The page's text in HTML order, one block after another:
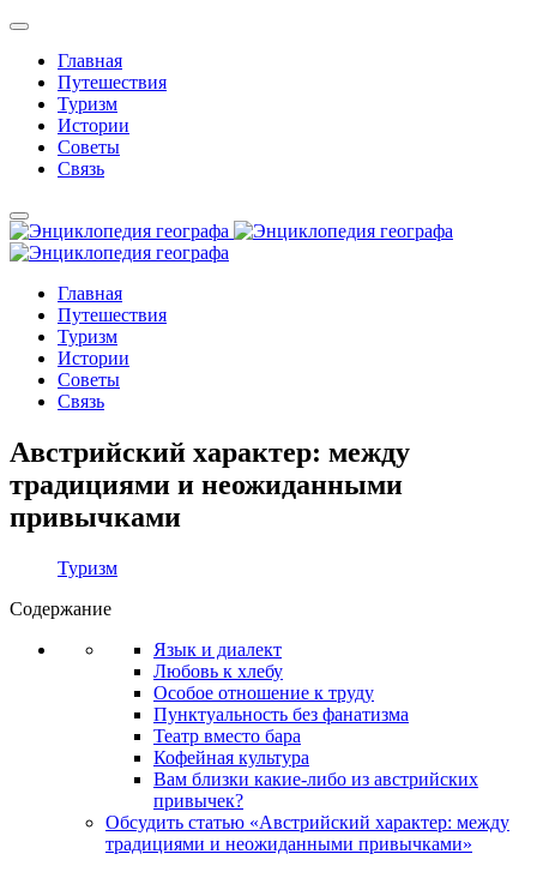
Главная
Путешествия
Туризм
Истории
Советы
Связь
Главная
Путешествия
Туризм
Истории
Советы
Связь
Австрийский характер: между
традициями и неожиданными
привычками
Туризм
Содержание
Язык и диалект
Любовь к хлебу
Особое отношение к труду
Пунктуальность без фанатизма
Театр вместо бара
Кофейная культура
Вам близки какие-либо из австрийских
привычек?
Обсудить статью «Австрийский характер: между
традициями и неожиданными привычками»